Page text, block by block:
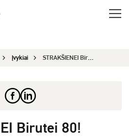
Įvykiai STRAKŠIENEI Birutei 80!
Birutei 80!